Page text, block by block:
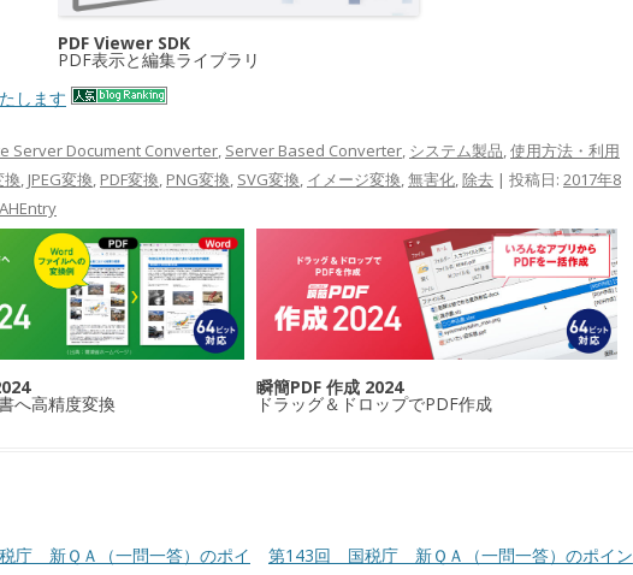
PDF Viewer SDK
PDF表示と編集ライブラリ
します
Server Document Converter, Server Based Converter, システム製品,使用方法・利用
換, JPEG変換, PDF変換, PNG変換, SVG変換, イメージ変換,無害化,除去 | 投稿日: 2017年8
AHEntry
へ高精度変換
瞬簡PDF 作成 2024
ドラッグ＆ドロップでPDF作成
ン
庁 新ＱＡ（一問一答）のポイ
第143回 国税庁 新ＱＡ（一問一答）のポイン